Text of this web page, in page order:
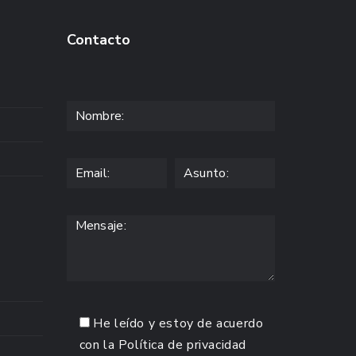
Contacto
He leído y estoy de acuerdo
con la Política de privacidad